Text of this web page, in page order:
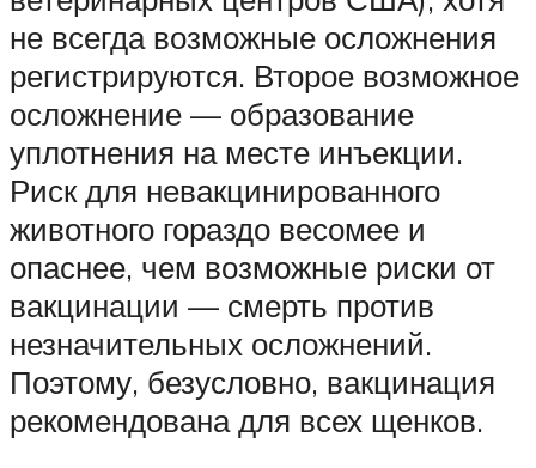
не всегда возможные осложнения
регистрируются. Второе возможное
осложнение — образование
уплотнения на месте инъекции.
Риск для невакцинированного
животного гораздо весомее и
опаснее, чем возможные риски от
вакцинации — смерть против
незначительных осложнений.
Поэтому, безусловно, вакцинация
рекомендована для всех щенков.